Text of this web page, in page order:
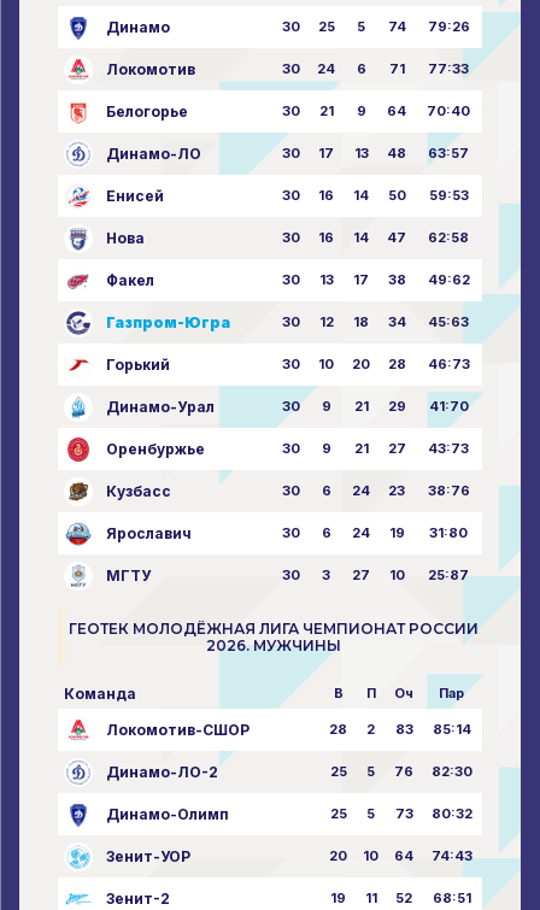
Динамо 30 25 5 74 79:26
Локомотив 30 24 6 71 77:33
Белогорье 30 21 9 64 70:40
Динамо-ЛО 30 17 13 48 63:57
Енисей 30 16 14 50 59:53
Нова 30 16 14 47 62:58
Факел 30 13 17 38 49:62
Газпром-Югра 30 12 18 34 45:63
Горький 30 10 20 28 46:73
Динамо-Урал 30 9 21 29 41:70
Оренбуржье 30 9 21 27 43:73
Кузбасс 30 6 24 23 38:76
Ярославич 30 6 24 19 31:80
МГТУ 30 3 27 10 25:87
ГЕОТЕК МОЛОДЁЖНАЯ ЛИГА ЧЕМПИОНАТ РОССИИ
2026. МУЖЧИНЫ
Команда В П Оч Пар
Локомотив-СШОР 28 2 83 85:14
Динамо-ЛО-2 25 5 76 82:30
Динамо-Олимп 25 5 73 80:32
Зенит-УОР 20 10 64 74:43
Зенит-2 19 11 52 68:51